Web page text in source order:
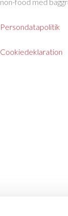
Persondatapolitik
Cookiedeklaration